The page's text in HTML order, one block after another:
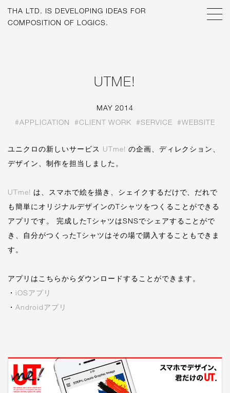
THA LTD. IS DEVELOPING IDEAS FOR
COMPOSITION OF LOGICS.
UTME!
MAY 2014
#APPLICATION
#CLIENT WORK #SERVICE #WEBSITE
ユニクロの新しいサービス UTme! の企画、ディレクション、
デザイン、制作を担当しました。
UTme! は、スマホで絵を描き、シェイクするだけで、だれで
も簡単にオリジナルデザインのTシャツをつくることができる
アプリです。 完成したTシャツはSNSでシェアすることがで
き、自分がつくったTシャツはその場で購入することもできま
す。
アプリはこちらからダウンロードすることができます。
・ iOSアプリ
・ Androidアプリ